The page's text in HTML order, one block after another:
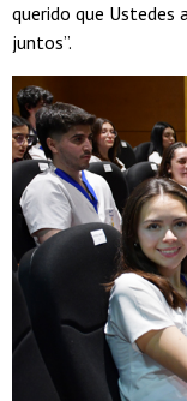
querido que Ustedes
juntos”.